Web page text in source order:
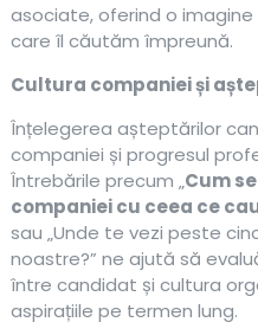
asociate, oferind o
care îl căutăm împreună.
Cultura companiei și
Înțelegerea așteptărilor
companiei și progresul
Întrebările precum „Cum
companiei cu ceea ce
sau „Unde te vezi peste
noastre?” ne ajută să
între candidat și cultura
aspirațiile pe termen lung.